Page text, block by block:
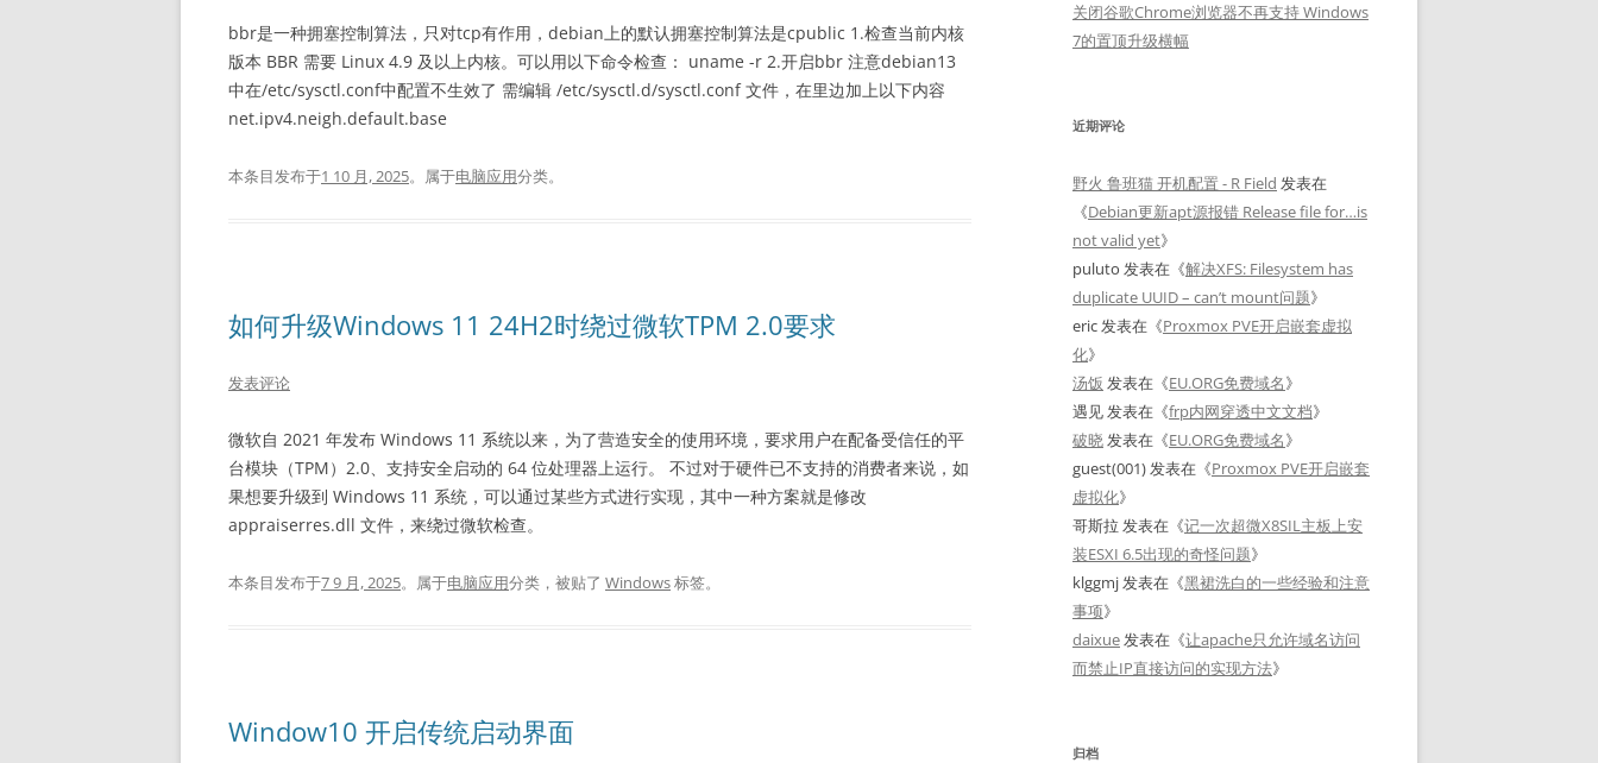
bbr是一种拥塞控制算法，只对tcp有作用，debian上的默认拥塞控制算法是cpublic 1.检查当前内核
版本 BBR 需要 Linux 4.9 及以上内核。可以用以下命令检查： uname -r 2.开启bbr 注意debian13
中在/etc/sysctl.conf中配置不生效了 需编辑 /etc/sysctl.d/sysctl.conf 文件，在里边加上以下内容
net.ipv4.neigh.default.base
本条目发布于1 10 月, 2025。属于电脑应用分类。
如何升级Windows 11 24H2时绕过微软TPM 2.0要求
发表评论
微软自 2021 年发布 Windows 11 系统以来，为了营造安全的使用环境，要求用户在配备受信任的平
台模块（TPM）2.0、支持安全启动的 64 位处理器上运行。 不过对于硬件已不支持的消费者来说，如
果想要升级到 Windows 11 系统，可以通过某些方式进行实现，其中一种方案就是修改
appraiserres.dll 文件，来绕过微软检查。
本条目发布于7 9 月, 2025。属于电脑应用分类，被贴了 Windows标签。
Window10 开启传统启动界面
关闭谷歌Chrome浏览器不再支持 Windows
7的置顶升级横幅
近期评论
野火 鲁班猫 开机配置 - R Field 发表在
《Debian更新apt源报错 Release file for…is
not valid yet》
puluto 发表在《解决XFS: Filesystem has
duplicate UUID – can’t mount问题》
eric发表在《Proxmox PVE开启嵌套虚拟
化》
汤饭 发表在《EU.ORG免费域名》
遇见发表在《frp内网穿透中文文档》
破晓发表在《EU.ORG免费域名》
guest(001)发表在《Proxmox PVE开启嵌套
虚拟化》
哥斯拉 发表在《记一次超微X8SIL主板上安
装ESXI 6.5出现的奇怪问题》
klggmj发表在《黑裙洗白的一些经验和注意
事项》
daixue发表在《让apache只允许域名访问
而禁止IP直接访问的实现方法》
归档